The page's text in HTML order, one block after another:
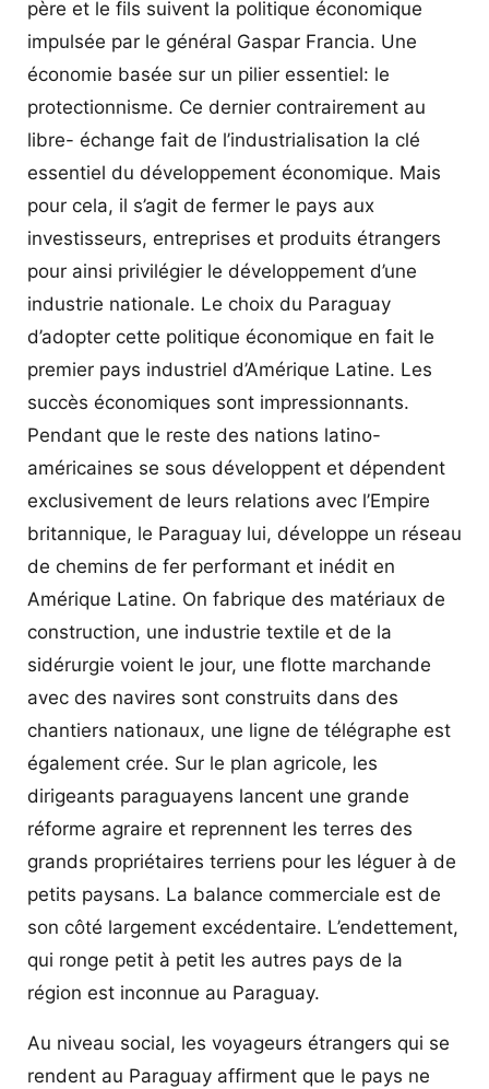
père et le fils suivent la politique économique
impulsée par le général Gaspar Francia. Une
économie basée sur un pilier essentiel: le
protectionnisme. Ce dernier contrairement au
libre- échange fait de l’industrialisation la clé
essentiel du développement économique. Mais
pour cela, il s’agit de fermer le pays aux
investisseurs, entreprises et produits étrangers
pour ainsi privilégier le développement d’une
industrie nationale. Le choix du Paraguay
d’adopter cette politique économique en fait le
premier pays industriel d’Amérique Latine. Les
succès économiques sont impressionnants.
Pendant que le reste des nations latino-
américaines se sous développent et dépendent
exclusivement de leurs relations avec l’Empire
britannique, le Paraguay lui, développe un réseau
de chemins de fer performant et inédit en
Amérique Latine. On fabrique des matériaux de
construction, une industrie textile et de la
sidérurgie voient le jour, une flotte marchande
avec des navires sont construits dans des
chantiers nationaux, une ligne de télégraphe est
également crée. Sur le plan agricole, les
dirigeants paraguayens lancent une grande
réforme agraire et reprennent les terres des
grands propriétaires terriens pour les léguer à de
petits paysans. La balance commerciale est de
son côté largement excédentaire. L’endettement,
qui ronge petit à petit les autres pays de la
région est inconnue au Paraguay.
Au niveau social, les voyageurs étrangers qui se
rendent au Paraguay affirment que le pays ne